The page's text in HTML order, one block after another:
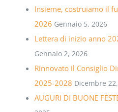
Insieme, costruiamo il
2026 Gennaio 5, 2026
Lettera di inizio anno
Gennaio 2, 2026
Rinnovato il Consiglio
2025-2028 Dicembre
AUGURI DI BUONE